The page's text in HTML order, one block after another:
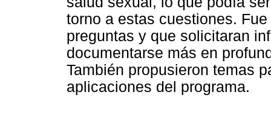
torno a estas cuestiones.
preguntas y que solicitaran
documentarse más en
También propusieron temas
aplicaciones del programa.